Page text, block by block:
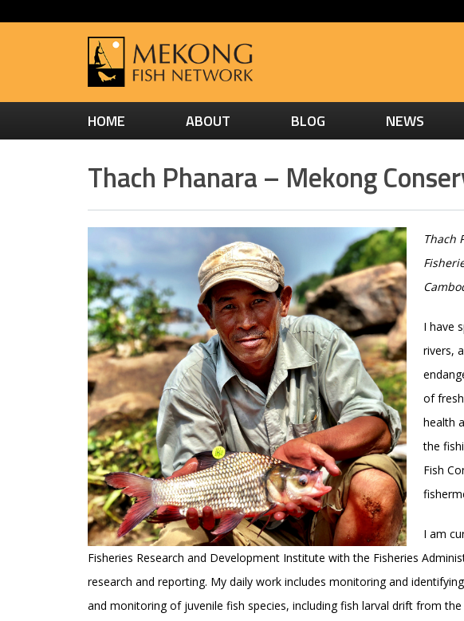
HOME ABOUT BLOG NEWS
Thach Phanara – Mekong
Thach
I have
rivers,
of
health
the
Fish
I am
Fisheries Research and Development Institute with the Fisheries
research and reporting. My daily work includes monitoring and
and monitoring of juvenile fish species, including fish larval drift from